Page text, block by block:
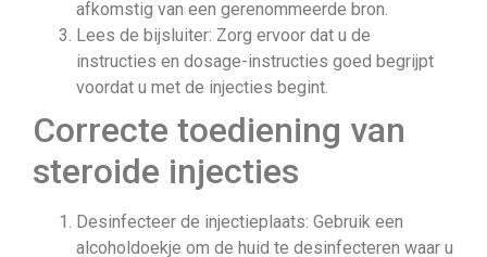
afkomstig van een gerenommeerde bron.
Lees de bijsluiter: Zorg ervoor dat u de
instructies en dosage-instructies goed begrijpt
voordat u met de injecties begint.
Correcte toediening van
steroide injecties
Desinfecteer de injectieplaats: Gebruik een
alcoholdoekje om de huid te desinfecteren waar u